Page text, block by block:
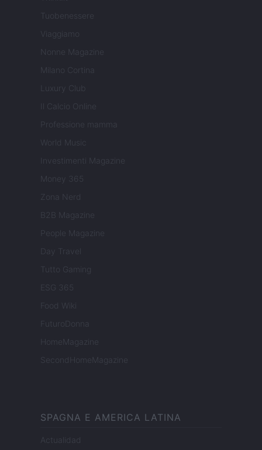
Tuobenessere
Viaggiamo
Nonne Magazine
Milano Cortina
Luxury Club
Il Calcio Online
Professione mamma
World Music
Investimenti Magazine
Money 365
Zona Nerd
B2B Magazine
People Magazine
Day Travel
Tutto Gaming
ESG 365
Food Wiki
FuturoDonna
HomeMagazine
SecondHomeMagazine
SPAGNA E AMERICA LATINA
Actualidad